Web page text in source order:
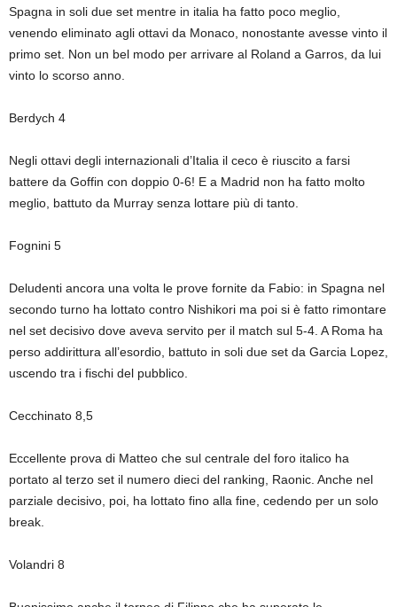
Spagna in soli due set mentre in italia ha fatto poco meglio,
venendo eliminato agli ottavi da Monaco, nonostante avesse vinto il
primo set. Non un bel modo per arrivare al Roland a Garros, da lui
vinto lo scorso anno.
Berdych 4
Negli ottavi degli internazionali d’Italia il ceco è riuscito a farsi
battere da Goffin con doppio 0-6! E a Madrid non ha fatto molto
meglio, battuto da Murray senza lottare più di tanto.
Fognini 5
Deludenti ancora una volta le prove fornite da Fabio: in Spagna nel
secondo turno ha lottato contro Nishikori ma poi si è fatto rimontare
nel set decisivo dove aveva servito per il match sul 5-4. A Roma ha
perso addirittura all’esordio, battuto in soli due set da Garcia Lopez,
uscendo tra i fischi del pubblico.
Cecchinato 8,5
Eccellente prova di Matteo che sul centrale del foro italico ha
portato al terzo set il numero dieci del ranking, Raonic. Anche nel
parziale decisivo, poi, ha lottato fino alla fine, cedendo per un solo
break.
Volandri 8